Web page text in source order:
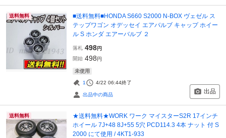
送料無料
■送料無料■HONDA S660 S2000 N-BOX ヴェゼル ス
テップワゴン オデッセイ エアバルブ キャップ ホイー
ル S ホンダ エアーバルブ ２
落札 498円
開始 498円
未使用
1 4/22 06:44終了
出品中の商品 出品
送料無料
★送料無料★WORK ワーク マイスターS2R 17インチ
ホイール 7J+48 8J+55 5穴 PCD114.3 4本 ナット 付 S
2000 にて使用 / 4KT1-933